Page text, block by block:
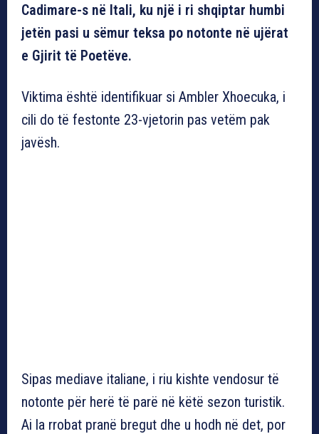
Cadimare-s në Itali, ku një i ri shqiptar humbi
jetën pasi u sëmur teksa po notonte në ujërat
e Gjirit të Poetëve.
Viktima është identifikuar si Ambler Xhoecuka, i
cili do të festonte 23-vjetorin pas vetëm pak
javësh.
Sipas mediave italiane, i riu kishte vendosur të
notonte për herë të parë në këtë sezon turistik.
Ai la rrobat pranë bregut dhe u hodh në det, por